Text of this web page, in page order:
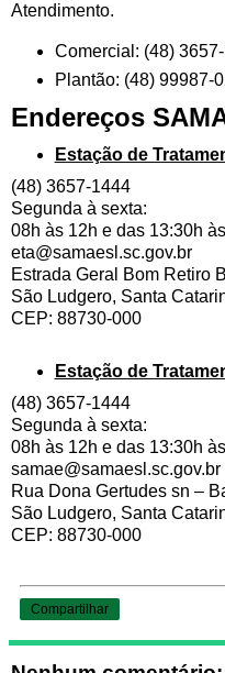
Atendimento.
Comercial: (48)
Plantão: (48) 99987-
Endereços
Estação de
(48) 3657-1444
Segunda à sexta:
08h às 12h e das 13:30h
eta@samaesl.sc.gov.br
Estrada Geral Bom Retiro
São Ludgero, Santa
CEP: 88730-000
Estação de
(48) 3657-1444
Segunda à sexta:
08h às 12h e das 13:30h
samae@samaesl.sc.gov.br
Rua Dona Gertudes sn –
São Ludgero, Santa
CEP: 88730-000
Compartilhar